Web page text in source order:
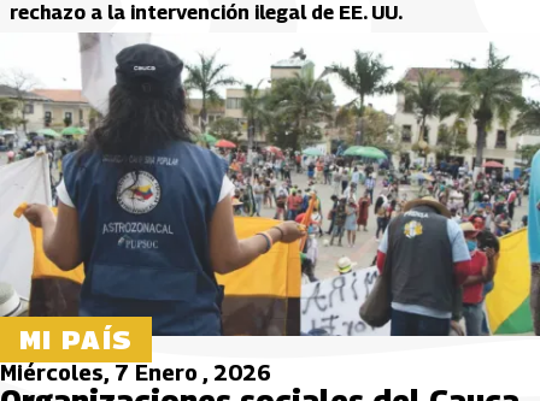
rechazo a la intervención ilegal de EE. UU.
MI PAÍS
Miércoles, 7 Enero , 2026